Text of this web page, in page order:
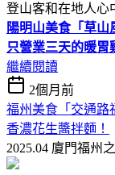
登山客和在地人心
陽明山美食「草
只營業三天的暖胃
繼續閱讀
2個月前
福州美食「交通路
香濃花生醬拌麵！
2025.04 廈門福州